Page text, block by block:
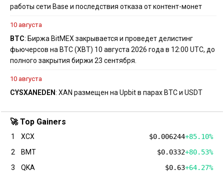
работы сети Base и последствия отказа от контент-монет
10 августа
BTC: Биржа BitMEX закрывается и проведет делистинг
фьючерсов на BTC (XBT) 10 августа 2026 года в 12:00 UTC, до
полного закрытия биржи 23 сентября.
10 августа
CYSXANEDEN: XAN размещен на Upbit в парах BTC и USDT
🚀 Top Gainers
1 XCX $0.006244+85.10%
2
BMT $0.0332+80.53%
3
QKA $0.63+64.27%